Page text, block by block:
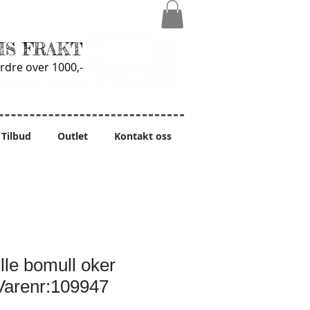
FRAKT
over 1000,-
Tilbud Outlet Kontakt oss
bomull oker